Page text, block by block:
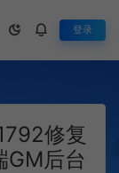
登录
修复
GM后台